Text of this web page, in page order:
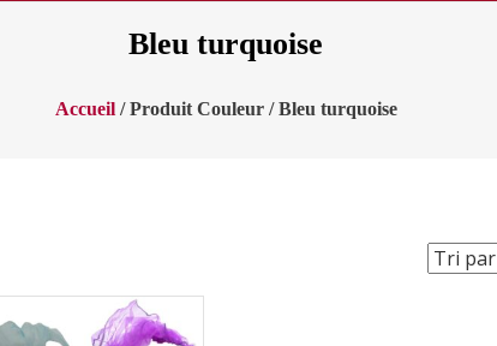
Bleu turquoise
Accueil/ Produit Couleur / Bleu turquoise